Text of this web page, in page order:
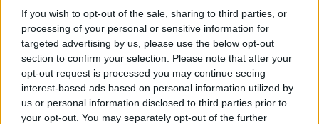
If you wish to opt-out of the sale, sharing to third parties, or
processing of your personal or sensitive information for
targeted advertising by us, please use the below opt-out
section to confirm your selection. Please note that after your
opt-out request is processed you may continue seeing
interest-based ads based on personal information utilized by
us or personal information disclosed to third parties prior to
your opt-out. You may separately opt-out of the further